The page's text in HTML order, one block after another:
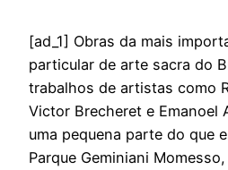
[ad_1] Obras da mais
particular de arte sacra do
trabalhos de artistas como
Victor Brecheret e Emanoel
uma pequena parte do que
Parque Geminiani